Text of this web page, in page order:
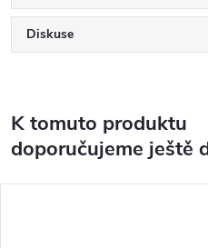
Diskuse
K tomuto produktu
doporučujeme ještě